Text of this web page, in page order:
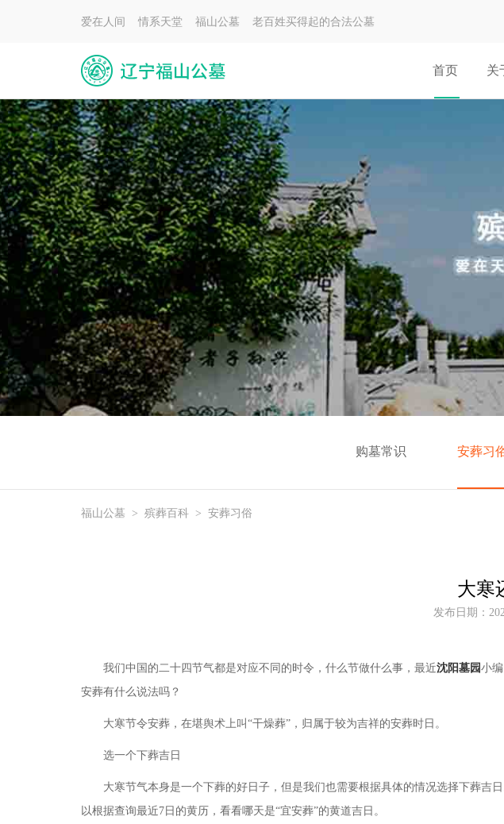
爱在人间 情系天堂 福山公墓 老百姓买得起的合法公墓
首页 关
购墓常识 安葬习
福山公墓 > 殡葬百科 > 安葬习俗
大寒
发布日期：
我们中国的二十四节气都是对应不同的时令，什么节做什么事，最近沈阳墓园小
安葬有什么说法吗？
大寒节令安葬，在堪舆术上叫 “干燥葬”，归属于较为吉祥的安葬时日。
选一个下葬吉日
大寒节气本身是一个下葬的好日子，但是我们也需要根据具体的情况选择下葬吉
以根据查询最近7日的黄历，看看哪天是“宜安葬”的黄道吉日。